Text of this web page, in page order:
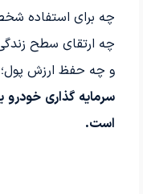
چه برای استفاده
چه ارتقای سطح
و چه حفظ ارزش پول؛
سرمایه گذاری خودرو
است.